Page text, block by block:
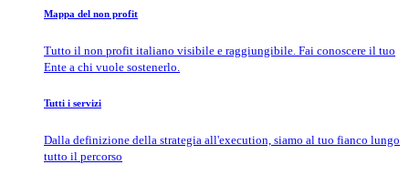
Mappa del non profit
Tutto il non profit italiano visibile e raggiungibile. Fai conoscere il tuo
Ente a chi vuole sostenerlo.
Tutti i servizi
Dalla definizione della strategia all'execution, siamo al tuo fianco lungo
tutto il percorso